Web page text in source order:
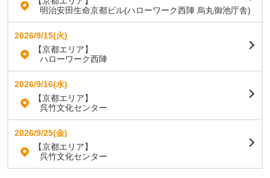
明治安田生命京都ビル(ハローワーク西陣 烏丸御池庁舎)
2026/9/15(火)
【京都エリア】
ハローワーク西陣
2026/9/16(水)
【京都エリア】
呉竹文化センター
2026/9/25(金)
【京都エリア】
呉竹文化センター